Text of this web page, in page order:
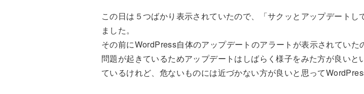
この日は５つばかり表示されていたので、「サクッとアップデート
ました。
その前にWordPress自体のアップデートのアラートが表示されてい
問題が起きているためアップデートはしばらく様子をみた方が良い
ているけれど、危ないものには近づかない方が良いと思って